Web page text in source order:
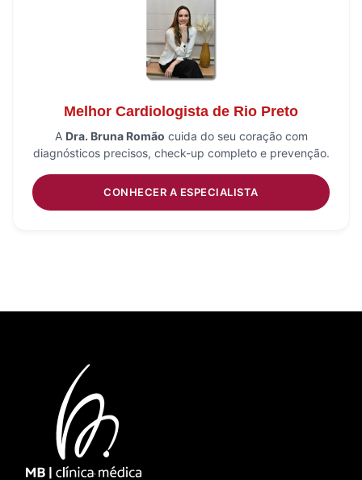
Melhor Cardiologista de Rio Preto
A Dra. Bruna Romão cuida do seu coração com
diagnósticos precisos, check-up completo e prevenção.
CONHECER A ESPECIALISTA